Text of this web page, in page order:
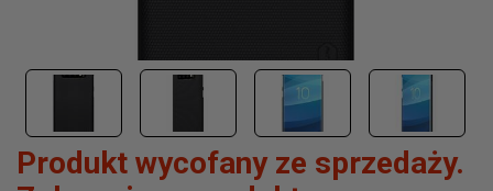
Produkt wycofany ze sprzedaży.